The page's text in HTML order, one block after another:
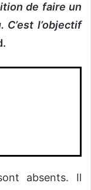
de faire un
l’objectif
absents. Il